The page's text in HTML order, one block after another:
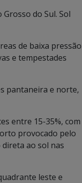
do Sul. Sol
de baixa pressão
e tempestades
pantaneira e norte,
entre 15-35%, com
provocado pelo
ao sol nas
leste e